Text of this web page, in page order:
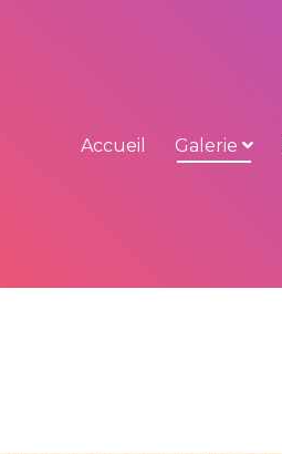
Accueil Galerie